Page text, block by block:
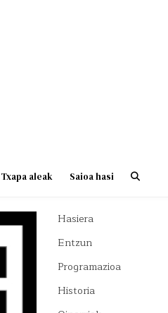
Txapa aleak Saioa hasi
Hasiera
Entzun
Programazioa
Historia